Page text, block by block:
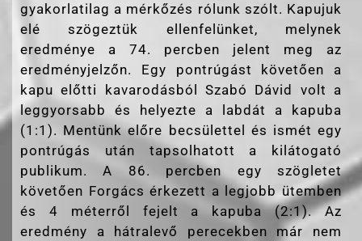
gyakorlatilag a mérkőzés rólunk szólt. Kapujuk
elé szögeztük ellenfelünket, melynek
eredménye a 74. percben jelent meg az
eredményjelzőn. Egy pontrúgást követően a
kapu előtti kavarodásból Szabó Dávid volt a
leggyorsabb és helyezte a labdát a kapuba
(1:1). Mentünk előre becsülettel és ismét egy
pontrúgás után tapsolhatott a kilátogató
publikum. A 86. percben egy szögletet
követően Forgács érkezett a legjobb ütemben
és 4 méterről fejelt a kapuba (2:1). Az
eredmény a hátralevő perecekben már nem